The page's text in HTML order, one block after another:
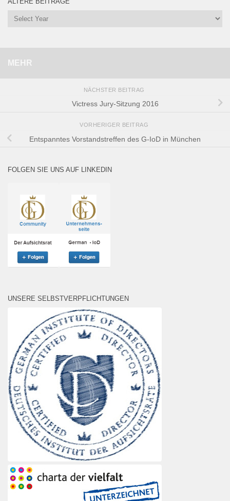
MEHR
NÄCHSTER BEITRAG
Victress Jury-Sitzung 2016
VORHERIGER BEITRAG
Entspanntes Vorstandstreffen des G-IoD in München
FOLGEN SIE UNS AUF LINKEDIN
UNSERE SELBSTVERPFLICHTUNGEN